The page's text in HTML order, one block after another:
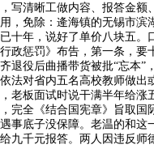
写清晰工做内容、报答金
，免除：逄海镇的无锡市
十年，说好了单价八块五。
政惩罚》布告，第一条，
退役后曲播带货被批“忘本
法对省内五名高校教师做
老板面试时说干满半年给
完全《结合国宪章》旨取
事底子没保障。老温的和
九千元报答。两人因违反师